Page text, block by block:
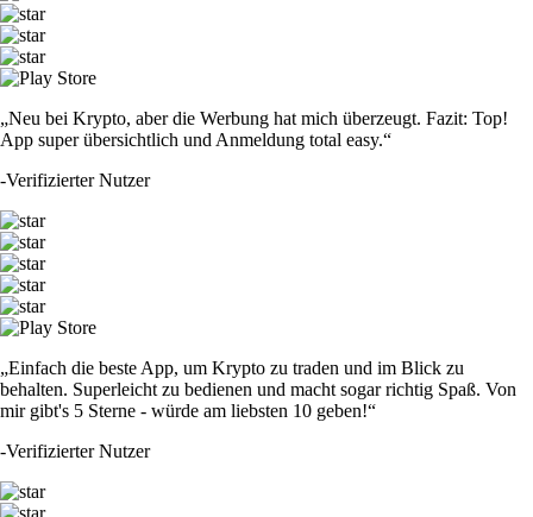
„Neu bei Krypto, aber die Werbung hat mich überzeugt. Fazit: Top!
App super übersichtlich und Anmeldung total easy.“
-Verifizierter Nutzer
„Einfach die beste App, um Krypto zu traden und im Blick zu
behalten. Superleicht zu bedienen und macht sogar richtig Spaß. Von
mir gibt's 5 Sterne - würde am liebsten 10 geben!“
-Verifizierter Nutzer